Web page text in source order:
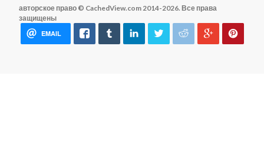
авторское право © CachedView.com 2014-2026. Все права
защищены
EMAIL